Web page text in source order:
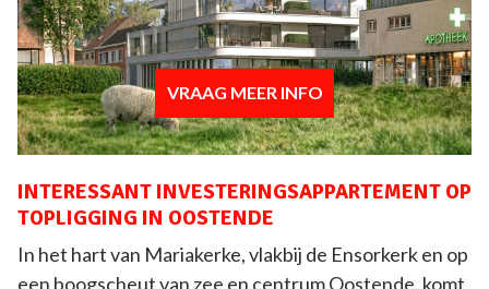
VRAAG MEER INFO
INTERESSANT INVESTERINGSAPPARTEMENT OP
TOPLIGGING IN OOSTENDE
In het hart van Mariakerke, vlakbij de Ensorkerk en op
een boogscheut van zee en centrum Oostende, komt